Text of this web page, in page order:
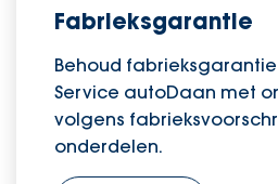
Fabrieksgarantie
Behoud
Service autoDaan met
volgens
onderdelen.